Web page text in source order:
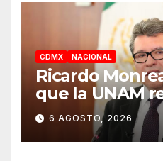
CDMX NACIONAL
Ricardo
que la UNAM
normalidad e
semestre
diálogo
6 AGOSTO, 2026